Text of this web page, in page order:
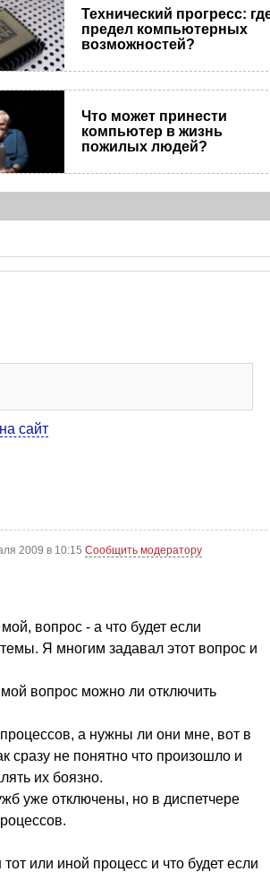
Технический прогресс:
предел компьютерных
возможностей?
Что может принести
компьютер в жизнь
пожилых людей?
сайт
2009 в 10:15Сообщить модератору
вопрос - а что будет если
Я многим задавал этот вопрос и
вопрос можно ли отключить
а нужны ли они мне, вот в
сразу не понятно что произошло и
их боязно.
уже отключены, но в диспетчере
или иной процесс и что будет если